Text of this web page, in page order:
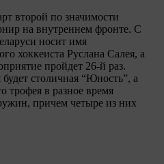
второй по значимости
на внутреннем фронте. C
носит имя
хоккеиста Руслана Салея, а
пройдет 26-й раз.
столичная “Юность”, а
трофея в разное время
причем четыре из них